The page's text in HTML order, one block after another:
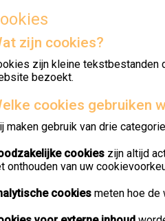
zijn cookies?
zijn kleine tekstbestanden
bezoekt.
cookies gebruiken
maken gebruik van drie
cookies zijn altijd
onthouden van uw
cookies meten hoe de